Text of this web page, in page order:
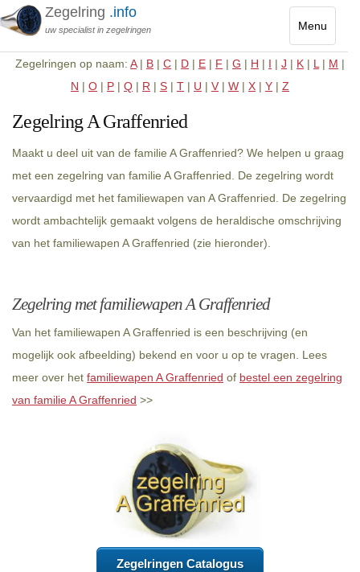
Menu
Toggle
Zegelring .info
uw specialist in zegelringen
Zegelringen op naam: A| B | C | D | E | F | G | H | I | J | K | L | M |
N | O | P | Q | R | S | T | U | V | W | X | Y | Z
Zegelring A Graffenried
Maakt u deel uit van de familie A Graffenried? We helpen u graag
met een zegelring van familie A Graffenried. De zegelring wordt
vervaardigd met het familiewapen van A Graffenried. De zegelring
wordt ambachtelijk gemaakt volgens de heraldische omschrijving
van het familiewapen A Graffenried (zie hieronder).
Zegelring met familiewapen A Graffenried
Van het familiewapen A Graffenried is een beschrijving (en
mogelijk ook afbeelding) bekend en voor u op te vragen. Lees
meer over het familiewapen A Graffenried of bestel een zegelring
van familie A Graffenried >>
Zegelringen Catalogus